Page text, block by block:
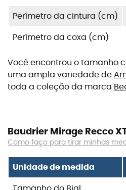
Perímetro da cintura (cm)
Perímetro da coxa (cm)
Você encontrou o tamanho
uma ampla variedade de
toda a coleção da marca
Baudrier Mirage Recco
Como faço para tirar minhas
Unidade de medida
Tamanho do Bial